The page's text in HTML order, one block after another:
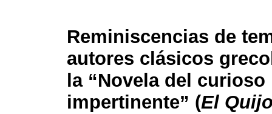
Reminiscencias de
autores clásicos
la “Novela del curioso
impertinente” (El